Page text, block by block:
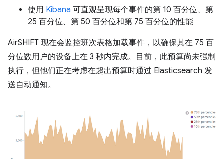
使用 Kibana 可直观呈现每个事件的第 10 百分位、第
25 百分位、第 50 百分位和第 75 百分位的性能
AirSHIFT 现在会监控班次表格加载事件，以确保其在 75 百
分位数用户的设备上在 3 秒内完成。目前，此预算尚未强制
执行，但他们正在考虑在超出预算时通过 Elasticsearch 发
送自动通知。